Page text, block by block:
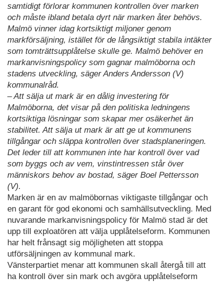
samtidigt förlorar kommunen kontrollen över marken
och måste ibland betala dyrt när marken åter behövs.
Malmö vinner idag kortsiktigt miljoner genom
markförsäljning, istället för de långsiktigt stabila intäkter
som tomträttsupplåtelse skulle ge. Malmö behöver en
markanvisningspolicy som gagnar malmöborna och
stadens utveckling, säger Anders Andersson (V)
kommunalråd.
– Att sälja ut mark är en dålig investering för
Malmöborna, det visar på den politiska ledningens
kortsiktiga lösningar som skapar mer osäkerhet än
stabilitet. Att sälja ut mark är att ge ut kommunens
tillgångar och släppa kontrollen över stadsplaneringen.
Det leder till att kommunen inte har kontroll över vad
som byggs och av vem, vinstintressen står över
människors behov av bostad, säger Boel Pettersson
(V).
Marken är en av malmöbornas viktigaste tillgångar och
en garant för god ekonomi och samhällsutveckling. Med
nuvarande markanvisningspolicy för Malmö stad är det
upp till exploatören att välja upplåtelseform. Kommunen
har helt frånsagt sig möjligheten att stoppa
utförsäljningen av kommunal mark.
Vänsterpartiet menar att kommunen skall återgå till att
ha kontroll över sin mark och avgöra upplåtelseform